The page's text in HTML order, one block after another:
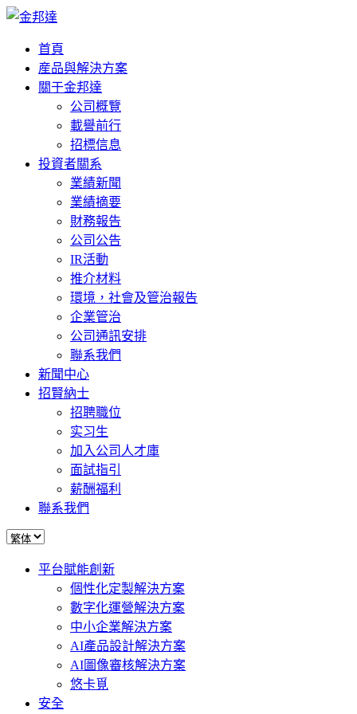
首頁
産品與解決方案
關于金邦達
公司概覽
載譽前行
招標信息
投資者關系
業績新聞
業績摘要
財務報告
公司公告
IR活動
推介材料
環境，社會及管治報告
企業管治
公司通訊安排
聯系我們
新聞中心
招賢納士
招聘職位
实习生
加入公司人才庫
面試指引
薪酬福利
聯系我們
平台賦能創新
個性化定製解決方案
數字化運營解決方案
中小企業解決方案
AI產品設計解決方案
AI圖像審核解決方案
悠卡覓
安全